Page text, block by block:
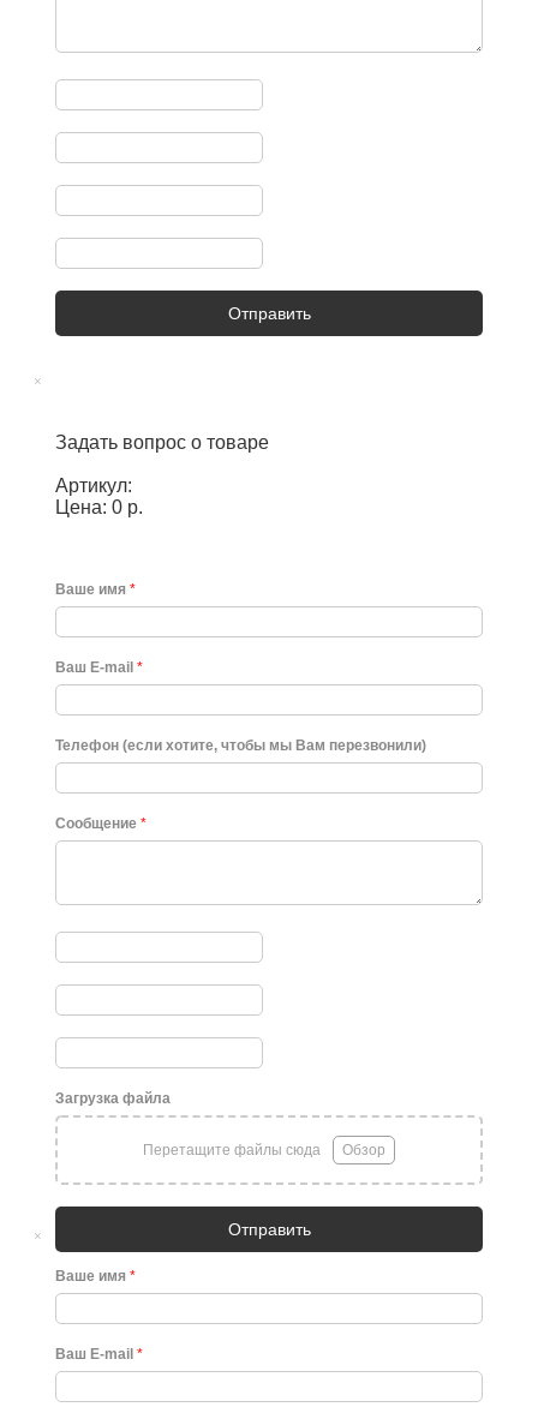
Отправить
×
Задать вопрос о товаре
Артикул:
Цена: 0 р.
Ваше имя *
Ваш E-mail *
Телефон (если хотите, чтобы мы Вам перезвонили)
Сообщение *
Загрузка файла
Перетащите файлы сюда Обзор
Отправить
×
Ваше имя *
Ваш E-mail *